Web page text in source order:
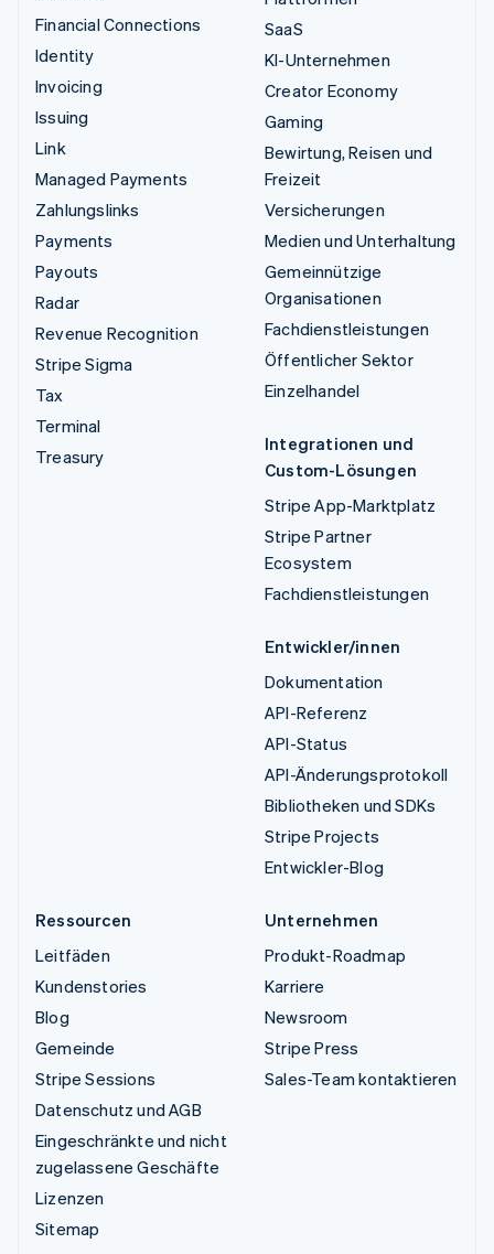
Financial Connections
Identity
Invoicing
Issuing
Link
Managed Payments
Zahlungslinks
Payments
Payouts
Radar
Revenue Recognition
Stripe Sigma
Tax
Terminal
Treasury
SaaS
KI-Unternehmen
Creator Economy
Gaming
Bewirtung, Reisen und
Freizeit
Versicherungen
Medien und Unterhaltung
Gemeinnützige
Organisationen
Fachdienstleistungen
Öffentlicher Sektor
Einzelhandel
Integrationen und
Custom-Lösungen
Stripe App-Marktplatz
Stripe Partner
Ecosystem
Fachdienstleistungen
Entwickler/innen
Dokumentation
API-Referenz
API-Status
API-Änderungsprotokoll
Bibliotheken und SDKs
Stripe Projects
Entwickler-Blog
Ressourcen
Leitfäden
Kundenstories
Blog
Gemeinde
Stripe Sessions
Datenschutz und AGB
Eingeschränkte und nicht
zugelassene Geschäfte
Lizenzen
Sitemap
Unternehmen
Produkt-Roadmap
Karriere
Newsroom
Stripe Press
Sales-Team kontaktieren